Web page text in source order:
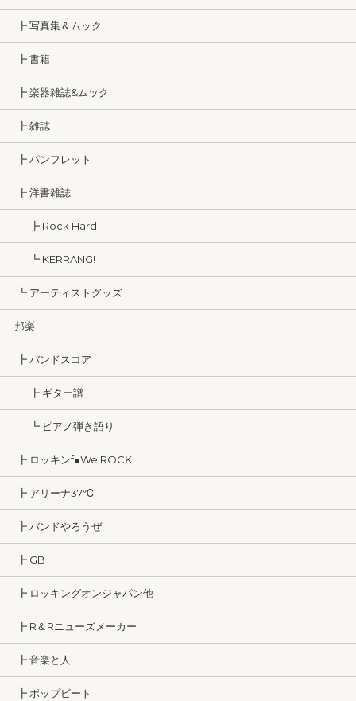
┣ 写真集＆ムック
┣ 書籍
┣ 楽器雑誌&ムック
┣ 雑誌
┣ パンフレット
┣ 洋書雑誌
┣ Rock Hard
┗ KERRANG!
┗ アーティストグッズ
邦楽
┣ バンドスコア
┣ ギター譜
┗ ピアノ弾き語り
┣ ロッキンf●We ROCK
┣ アリーナ37℃
┣ バンドやろうぜ
┣ GB
┣ ロッキングオンジャパン他
┣ R＆Rニューズメーカー
┣ 音楽と人
┣ ポップビート